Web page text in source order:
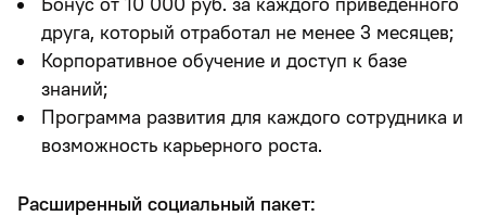
друга, который отработал не менее 3 месяцев;
Корпоративное обучение и доступ к базе
знаний;
Программа развития для каждого сотрудника и
возможность карьерного роста.
Расширенный социальный пакет: